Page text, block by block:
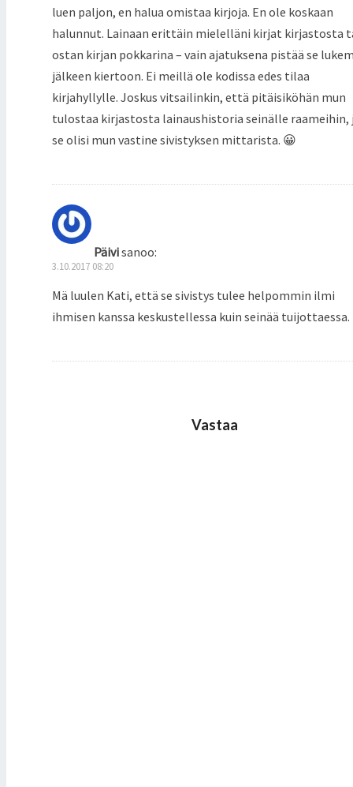
luen paljon, en halua omistaa kirjoja. En ole koskaan
halunnut. Lainaan erittäin mielelläni kirjat kirjastosta
ostan kirjan pokkarina – vain ajatuksena pistää se
jälkeen kiertoon. Ei meillä ole kodissa edes tilaa
kirjahyllylle. Joskus vitsailinkin, että pitäisiköhän mun
tulostaa kirjastosta lainaushistoria seinälle raameihin,
se olisi mun vastine sivistyksen mittarista. 😀
Päivisanoo:
3.10.2017 08:20
Mä luulen Kati, että se sivistys tulee helpommin ilmi
ihmisen kanssa keskustellessa kuin seinää tuijottaessa.
Vastaa